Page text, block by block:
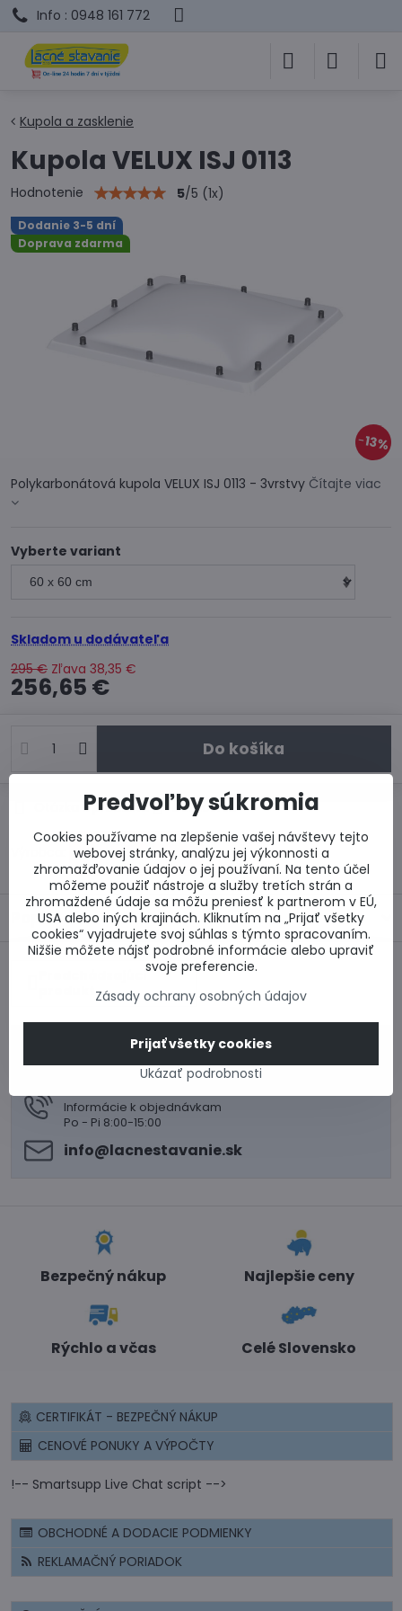
Info : 0948 161 772
Dodanie 3-5 dní
Doprava zdarma
13%
Kupola a zasklenie
Kupola VELUX ISJ 0113
Hodnotenie 5/5 (1x)
Polykarbonátová kupola VELUX ISJ 0113 - 3vrstvy Čítajte viac
Vyberte variant
Skladom u dodávateľa
295 € Zľava 38,35 €
256,65 €
Do košíka
Otázka k produktu Doručenia
Popis
Predchádzajúci
0917 969 003
Technické poradenstvo
Informácie k objednávkam
Po - Pi 8:00-15:00
info​@lacnestavanie​.sk
Bezpečný nákup Najlepšie ceny
Rýchlo a včas Celé Slovensko
CERTIFIKÁT - BEZPEČNÝ NÁKUP
CENOVÉ PONUKY A VÝPOČTY
!-- Smartsupp Live Chat script -->
OBCHODNÉ A DODACIE PODMIENKY
REKLAMAČNÝ PORIADOK
Predvoľby súkromia
Cookies používame na zlepšenie vašej návštevy tejto
webovej stránky, analýzu jej výkonnosti a
zhromažďovanie údajov o jej používaní. Na tento účel
môžeme použiť nástroje a služby tretích strán a
zhromaždené údaje sa môžu preniesť k partnerom v EÚ,
USA alebo iných krajinách. Kliknutím na „Prijať všetky
cookies“ vyjadrujete svoj súhlas s týmto spracovaním.
Nižšie môžete nájsť podrobné informácie alebo upraviť
svoje preferencie.
Zásady ochrany osobných údajov
Ukázať podrobnosti
Prijať všetky cookies